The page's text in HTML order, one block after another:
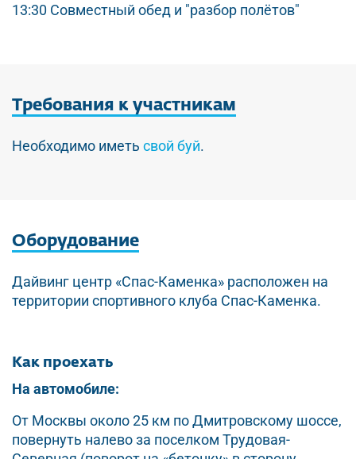
13:30 Совместный обед и "разбор полётов"
Требования к участникам
Необходимо иметь свой буй.
Оборудование
Дайвинг центр «Спас-Каменка» расположен на
территории спортивного клуба Спас-Каменка.
Как проехать
На автомобиле:
От Москвы около 25 км по Дмитровскому шоссе,
повернуть налево за поселком Трудовая-